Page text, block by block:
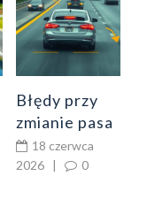
Błędy przy
zmianie pasa
ruchu:
martwe pole,
18 czerwca
2026
| 0